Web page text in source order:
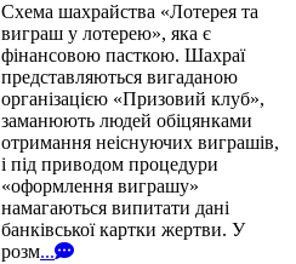
Схема шахрайства «Лотерея та
виграш у лотерею», яка є
фінансовою пасткою. Шахраї
представляються вигаданою
організацією «Призовий клуб»,
заманюють людей обіцянками
отримання неіснуючих виграшів,
і під приводом процедури
«оформлення виграшу»
намагаються випитати дані
банківської картки жертви. У
розм...